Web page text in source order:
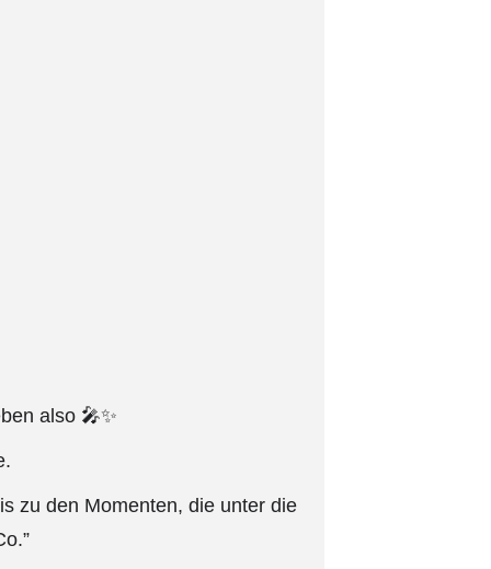
also 🎤✨
zu den Momenten, die unter die